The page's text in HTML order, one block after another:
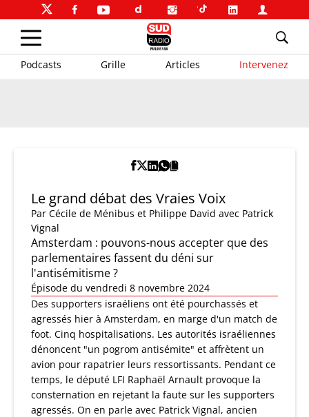
Podcasts Grille Articles Intervenez
Le grand débat des Vraies Voix
Par Cécile de Ménibus et Philippe David avec Patrick
Vignal
Amsterdam : pouvons-nous accepter que des
parlementaires fassent du déni sur
l'antisémitisme ?
Épisode du vendredi 8 novembre 2024
Des supporters israéliens ont été pourchassés et
agressés hier à Amsterdam, en marge d'un match de
foot. Cinq hospitalisations. Les autorités israéliennes
dénoncent "un pogrom antisémite" et affrètent un
avion pour rapatrier leurs ressortissants. Pendant ce
temps, le député LFI Raphaël Arnault provoque la
consternation en rejetant la faute sur les supporters
agressés. On en parle avec Patrick Vignal, ancien